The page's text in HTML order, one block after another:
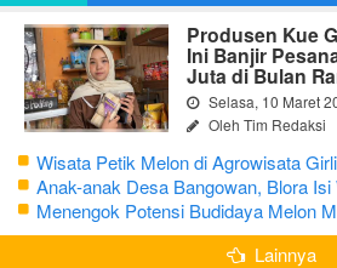
Produsen Kue
Ini Banjir
Juta di Bulan
Selasa, 10 Maret
Oleh Tim Redaksi
Wisata Petik Melon di Agrowisata
Sampai 5 Hari Sudah Ludes Terjual
Anak-anak Desa Bangowan, Blora
Puasa dengan Latihan Gamelan
Menengok Potensi Budidaya Melon
Greenhouse di Bojonegoro
Lainnya